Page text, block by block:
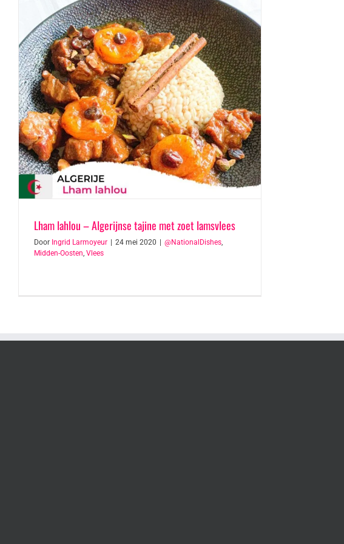
Lham lahlou – Algerijnse tajine met zoet lamsvlees
Door Ingrid Larmoyeur 24 mei 2020 @NationalDishes,
Midden-Oosten, Vlees